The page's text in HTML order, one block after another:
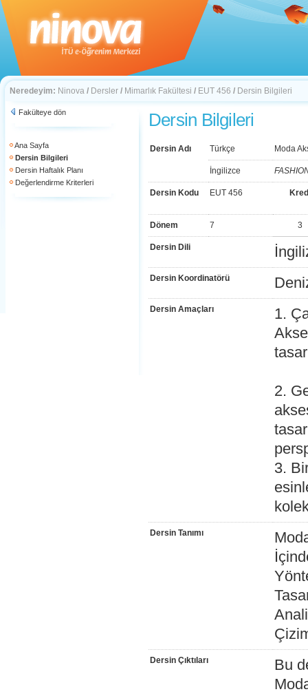
Neredeyim: Ninova / Dersler / Mimarlık Fakültesi / EUT 456 / Dersin Bilgileri
Fakülteye dön
Ana Sayfa
Dersin Bilgileri
Dersin Haftalık Planı
Değerlendirme Kriterleri
Dersin Bilgileri
Dersin Adı Türkçe Moda
İngilizce
Dersin Kodu EUT 456
Dönem 7 3
Dersin Dili
Dersin Koordinatörü
Dersin Amaçları
1.
2.
3.
Dersin Tanımı
Dersin Çıktıları
Bu